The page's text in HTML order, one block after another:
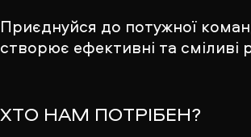
Приєднуйся до потужної
створює ефективні та сміливі
ХТО НАМ ПОТРІБЕН?